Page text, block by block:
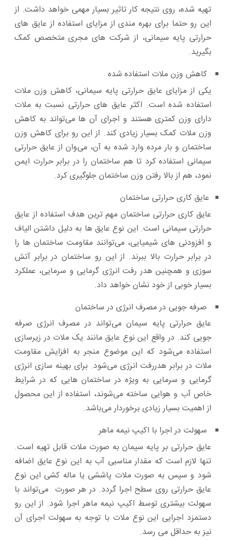
تهیه شده، روی نتیجه کار تاثیر بسیار مهمی خواهد داشت. از
این رو حتما برای بهره مندی از مزایای استفاده از عایق های
حرارتی پایه سیمانی، از شرکت های مجری متخصص کمک
بگیرید.
کاهش وزن ملات استفاده شده
یکی از مزایای عایق حرارتی پایه سیمانی، کاهش وزن ملات
استفاده شده است. اکثر عایق های حرارتی نسبت به ملات
دارای وزن کمتری هستند و اجرای آن ها می‌تواند به کاهش
وزن ملات کمک بسیار زیادی کند. از این رو برای کاهش وزن
ساختمان و بار مرده وارد شده به آن، می‌وان از عایق حرارتی
سیمانی استفاده کرد تا هم ساختمان را در برابر حرارت ایمن
نمود، هم از بالا رفتن وزن ساختمان جلوگیری کرد.
عایق کاری حرارتی ساختمان
عایق کاری حرارتی ساختمان مهم ترین هدف استفاده از عایق
حرارتی سیمانی است. این نوع عایق ها به دلیل داشتن الیاف
و افزودنی های شیمیایی، می‌توانند مقاومت ساختمان ها را
در برابر حرارت بالا ببرند. از این رو ساختمان در برابر آتش
سوزی و همچنین هدر رفت انرژی گرمایی و سرمایی، عملکرد
بسیار خوبی از خود نشان خواهد داد.
صرفه جویی در مصرف انرژی در ساختمان
عایق حرارتی پایه سیمان می‌تواند در مصرف انرژی صرفه
جویی کند. در واقع این نوع عایق مانند یک ملات در زیرسازی
استفاده می‌شود که این موضوع منجر به افزایش مقاومت
ملات در برابر هدررفت انرژی می‌شود. برای بهینه سازی انرژی
گرمایی و سرمایی به ویژه در ساختمان هایی که در شرایط
خاص آب و هوایی ساخته می‌شوند، استفاده از این محصول
از اهمیت بسیار زیادی برخوردار می‌باشد.
سهولت در اجرا با اکیپ نیمه ماهر
عایق حرارتی بر پایه سیمان به صورت ملات قابل تهیه است.
تنها لازم است که مقدار مناسبی آب به این نوع عایق اضافه
شود و سپس به صورت ملات پاششی یا ماله کشی این نوع
عایق حرارتی روی سطح اجرا گردد. در هر صورت می‌تواند با
سهولت بیشتری توسط اکیپ نیمه ماهر اجرا شود. از این رو
دستمزد اجرایی این نوع ملات با توجه به سهولت اجرای آن
نیز به حداقل می رسد.